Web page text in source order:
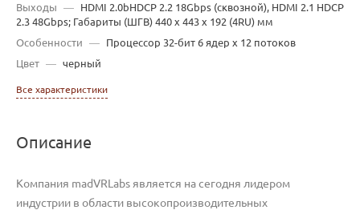
Выходы
—
HDMI 2.0bHDCP 2.2 18Gbps (сквозной), HDMI 2.1 HDCP
2.3 48Gbps; Габариты (ШГВ) 440 x 443 x 192 (4RU) мм
Особенности
—
Процессор 32-бит 6 ядер х 12 потоков
Цвет — черный
Все характеристики
Описание
Компания madVRLabs является на сегодня лидером
индустрии в области высокопроизводительных